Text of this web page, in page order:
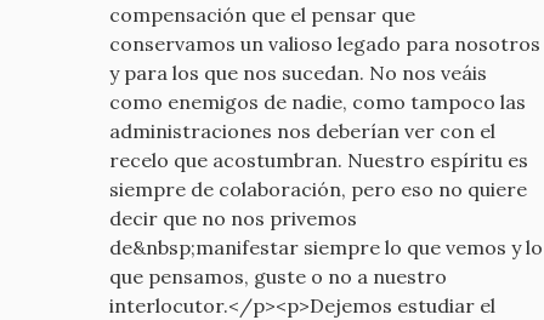
compensación que el pensar que
conservamos un valioso legado para nosotros
y para los que nos sucedan. No nos veáis
como enemigos de nadie, como tampoco las
administraciones nos deberían ver con el
recelo que acostumbran. Nuestro espíritu es
siempre de colaboración, pero eso no quiere
decir que no nos privemos
de&nbsp;manifestar siempre lo que vemos y lo
que pensamos, guste o no a nuestro
interlocutor.</p><p>Dejemos estudiar el